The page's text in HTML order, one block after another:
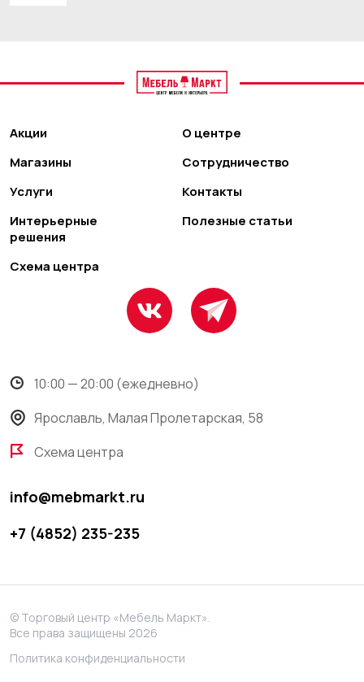
Акции
Магазины
Услуги
Интерьерные
решения
Схема центра
О центре
Сотрудничество
Контакты
Полезные статьи
10:00 — 20:00 (ежедневно)
Ярославль, Малая Пролетарская, 58
Схема центра
info@mebmarkt.ru
+7 (4852) 235-235
© Торговый центр «Мебель Маркт».
Все права защищены 2026
Политика конфиденциальности